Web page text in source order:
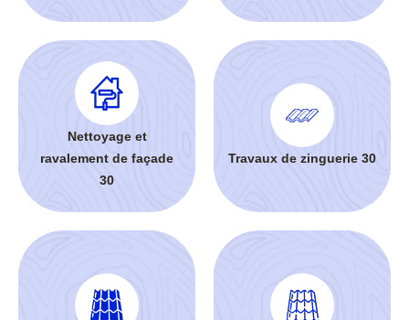
Nettoyage et
ravalement de façade
30
Travaux de zinguerie 30